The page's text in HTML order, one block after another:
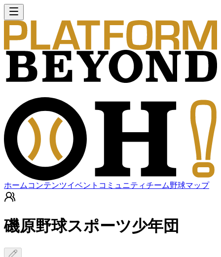
ホーム コンテンツイベント コミュニティチーム野球マップ
磯原野球スポーツ少年団